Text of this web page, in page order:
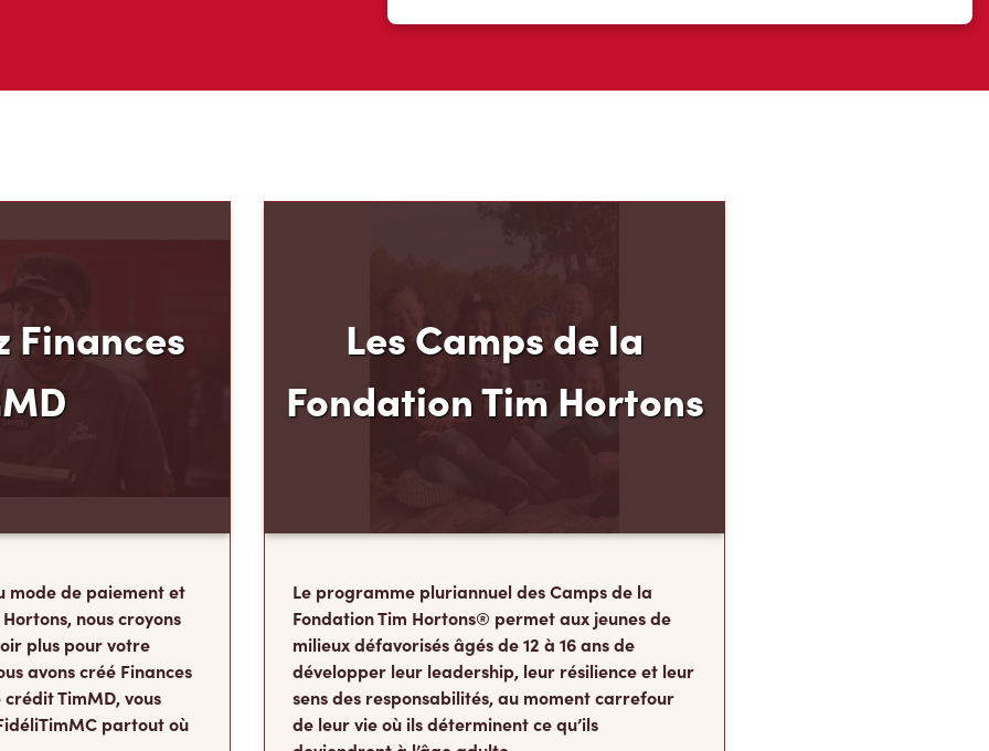
nous croyons
plus pour votre
avons créé Finances
TimMD, vous
partout où
Fondation Tim Hortons
Fondation Tim Hortons® permet aux jeunes de
milieux défavorisés âgés de 12 à 16 ans de
développer leur leadership, leur résilience et leur
sens des responsabilités, au moment carrefour
de leur vie où ils déterminent ce qu’ils
deviendront à l’âge adulte.